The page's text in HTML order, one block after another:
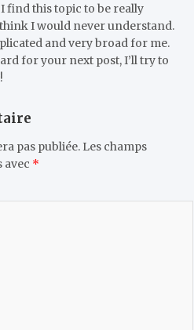
find this topic to be really
I would never understand.
and very broad for me.
for your next post, I’ll try to
pas publiée. Les champs
avec *